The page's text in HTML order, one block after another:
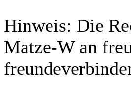
Hinweis: Die
Matze-W an